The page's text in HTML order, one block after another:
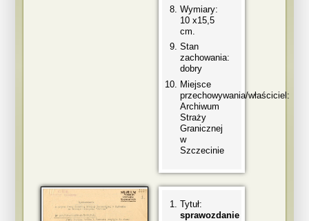
Wymiary:
10 x15,5
cm.
Stan
zachowania:
dobry
Miejsce
przechowywania/właściciel:
Archiwum
Straży
Granicznej
w
Szczecinie
Tytuł:
sprawozdanie